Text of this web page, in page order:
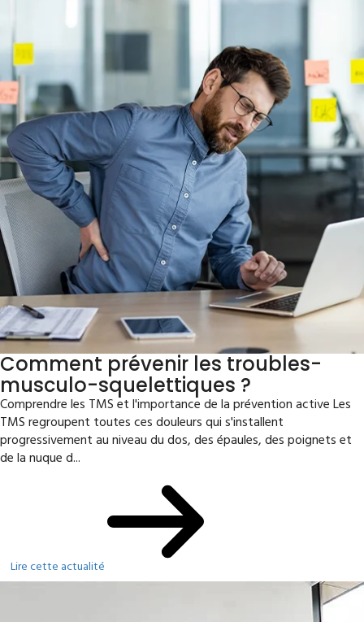
Comment prévenir les troubles-
musculo-squelettiques ?
Comprendre les TMS et l'importance de la prévention active Les
TMS regroupent toutes ces douleurs qui s'installent
progressivement au niveau du dos, des épaules, des poignets et
de la nuque d...
Lire cette actualité